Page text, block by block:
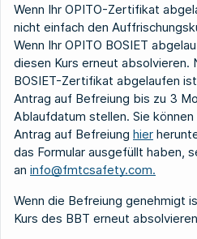
Wenn Ihr OPITO-Zertifikat
nicht einfach den
Wenn Ihr OPITO BOSIET
diesen Kurs erneut absolvieren.
BOSIET-Zertifikat abgelaufen
Antrag auf Befreiung bis zu 3
Ablaufdatum stellen. Sie
Antrag auf Befreiung hier
das Formular ausgefüllt haben,
an info@fmtcsafety.com.
Wenn die Befreiung genehmigt
Kurs des BBT erneut